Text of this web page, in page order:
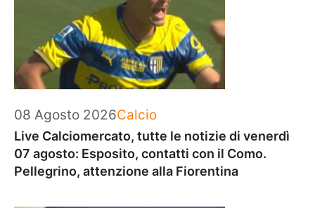
08 Agosto 2026Categorie
Calcio
Live Calciomercato, tutte le notizie di venerdì
07 agosto: Esposito, contatti con il Como.
Pellegrino, attenzione alla Fiorentina